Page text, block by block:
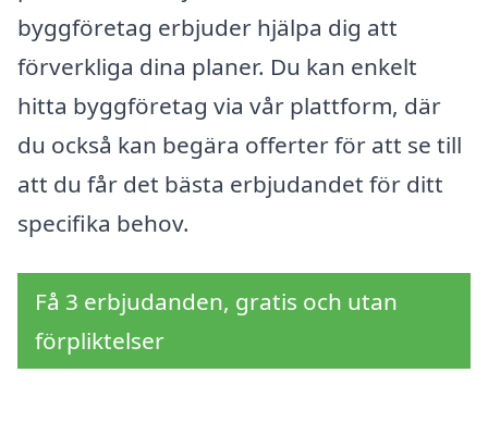
byggföretag erbjuder hjälpa dig att
förverkliga dina planer. Du kan enkelt
hitta byggföretag via vår plattform, där
du också kan begära offerter för att se till
att du får det bästa erbjudandet för ditt
specifika behov.
Få 3 erbjudanden, gratis och utan
förpliktelser